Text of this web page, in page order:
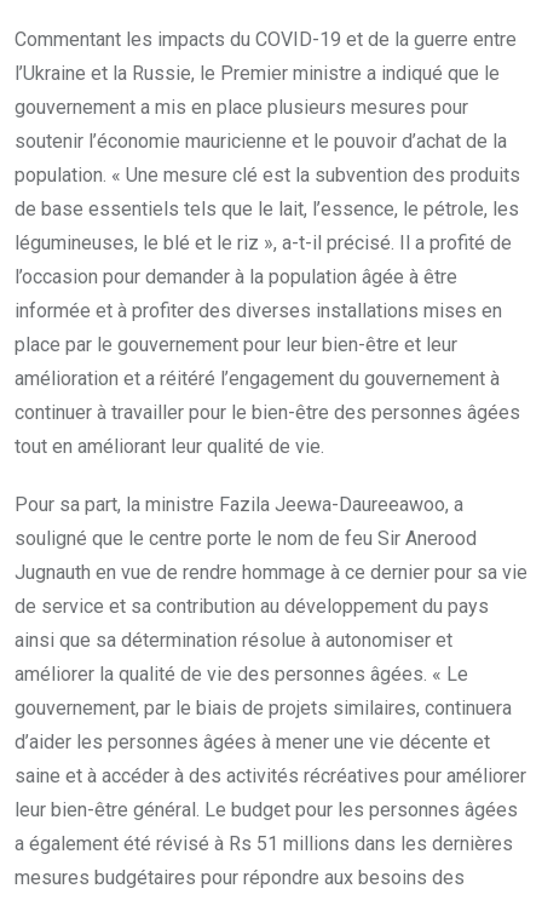
Commentant les impacts du COVID-19 et de la guerre entre
l’Ukraine et la Russie, le Premier ministre a indiqué que le
gouvernement a mis en place plusieurs mesures pour
soutenir l’économie mauricienne et le pouvoir d’achat de la
population. « Une mesure clé est la subvention des produits
de base essentiels tels que le lait, l’essence, le pétrole, les
légumineuses, le blé et le riz », a-t-il précisé. Il a profité de
l’occasion pour demander à la population âgée à être
informée et à profiter des diverses installations mises en
place par le gouvernement pour leur bien-être et leur
amélioration et a réitéré l’engagement du gouvernement à
continuer à travailler pour le bien-être des personnes âgées
tout en améliorant leur qualité de vie.
Pour sa part, la ministre Fazila Jeewa-Daureeawoo, a
souligné que le centre porte le nom de feu Sir Anerood
Jugnauth en vue de rendre hommage à ce dernier pour sa vie
de service et sa contribution au développement du pays
ainsi que sa détermination résolue à autonomiser et
améliorer la qualité de vie des personnes âgées. « Le
gouvernement, par le biais de projets similaires, continuera
d’aider les personnes âgées à mener une vie décente et
saine et à accéder à des activités récréatives pour améliorer
leur bien-être général. Le budget pour les personnes âgées
a également été révisé à Rs 51 millions dans les dernières
mesures budgétaires pour répondre aux besoins des